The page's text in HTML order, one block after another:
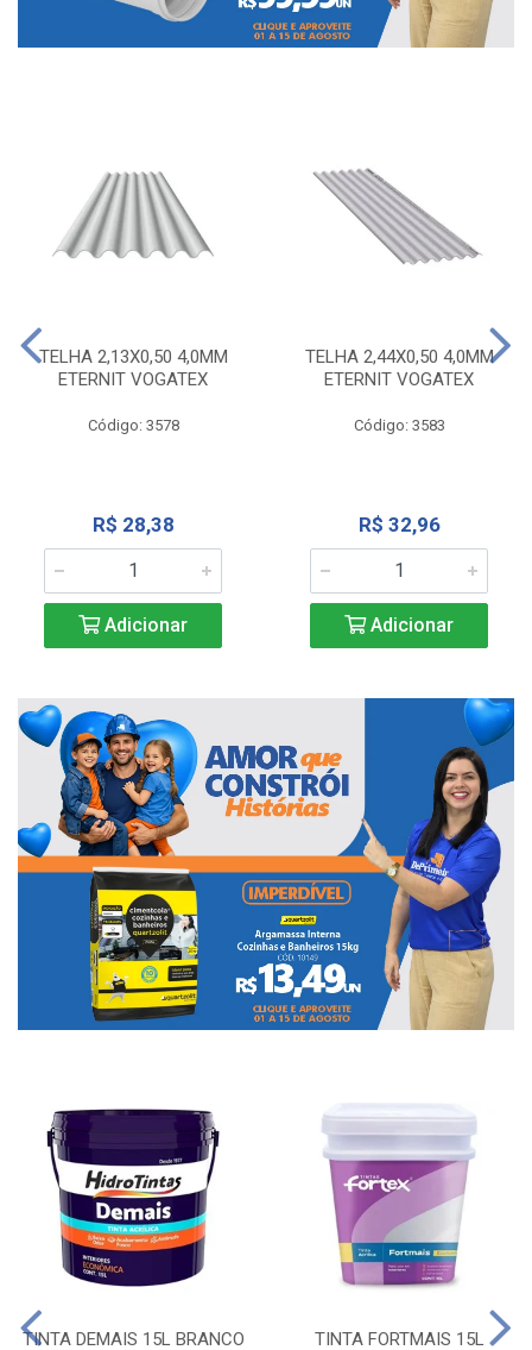
TELHA 2,13X0,50 4,0MM
ETERNIT VOGATEX
Código: 3578
R$ 28,38
Adicionar
TELHA 2,44X0,50 4,0MM
ETERNIT VOGATEX
Código: 3583
R$ 32,96
Adicionar
TINTA DEMAIS 15L BRANCO TINTA FORTMAIS 15L